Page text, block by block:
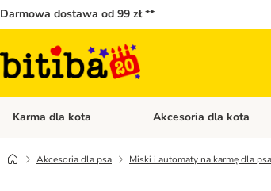
Darmowa dostawa od 99 zł **
Karma dla kota Otwórz menu kategorii:
Akcesoria dla kota
Akcesoria dla psa Miski i automaty na karmę dla psa